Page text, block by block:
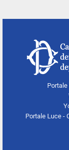
Portale Luce -